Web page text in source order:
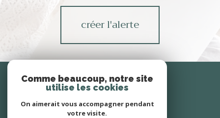
créer l'alerte
connecter
espace propriétaire
Comme beaucoup, notre site
utilise les cookies
On aimerait vous accompagner pendant
votre visite.